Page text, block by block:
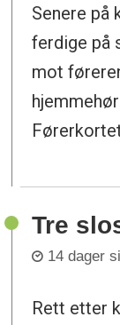
Senere på
ferdige på
mot
Tre
14 dager
Rett etter